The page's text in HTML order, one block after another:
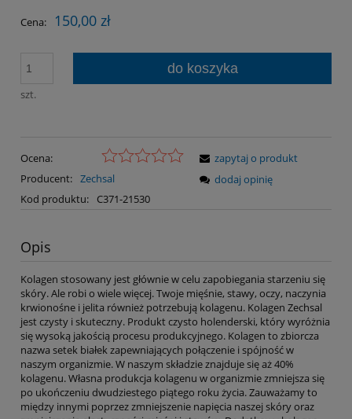
Cena: 150,00 zł
szt.
do koszyka
Ocena:
Producent: Zechsal
Kod produktu:
C371-21530
zapytaj o produkt
dodaj opinię
Opis
Kolagen stosowany jest głównie w celu zapobiegania starzeniu się
skóry. Ale robi o wiele więcej. Twoje mięśnie, stawy, oczy, naczynia
krwionośne i jelita również potrzebują kolagenu. Kolagen Zechsal
jest czysty i skuteczny. Produkt czysto holenderski, który wyróżnia
się wysoką jakością procesu produkcyjnego. Kolagen to zbiorcza
nazwa setek białek zapewniających połączenie i spójność w
naszym organizmie. W naszym składzie znajduje się aż 40%
kolagenu. Własna produkcja kolagenu w organizmie zmniejsza się
po ukończeniu dwudziestego piątego roku życia. Zauważamy to
między innymi poprzez zmniejszenie napięcia naszej skóry oraz